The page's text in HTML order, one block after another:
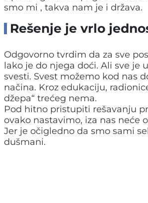
smo mi , takva nam je i država.
Rešenje je vrlo
Odgovorno tvrdim da za sve
lako je do njega doći. Ali sve je
svesti. Svest možemo kod nas
načina. Kroz edukaciju,
džepa“ trećeg nema.
Pod hitno pristupiti rešavanju
ovako nastavimo, iza nas neće
Jer je očigledno da smo sami
dušmani.